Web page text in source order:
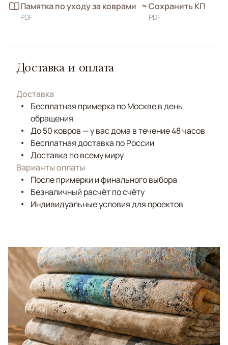
Памятка по уходу за коврами
PDF
Сохранить КП
PDF
Доставка и оплата
Доставка
Бесплатная примерка по Москве в день
обращения
До 50 ковров — у вас дома в течение 48 часов
Бесплатная доставка по России
Доставка по всему миру
Варианты оплаты
После примерки и финального выбора
Безналичный расчёт по счёту
Индивидуальные условия для проектов